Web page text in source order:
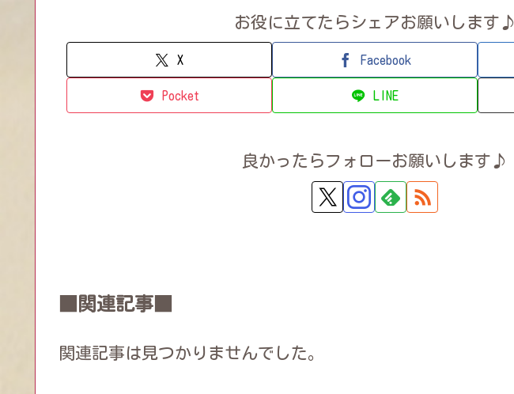
お役に立てたらシェアお願いします♪
X Facebook
Pocket LINE
良かったらフォローお願いします♪
■関連記事■
関連記事は見つかりませんでした。